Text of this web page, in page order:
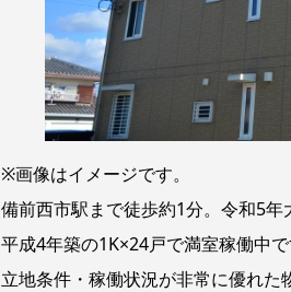
※画像はイメージです。
備前西市駅まで徒歩約1分。令和5
平成4年築の1K×24戸で満室稼働中
立地条件・稼働状況が非常に優れた